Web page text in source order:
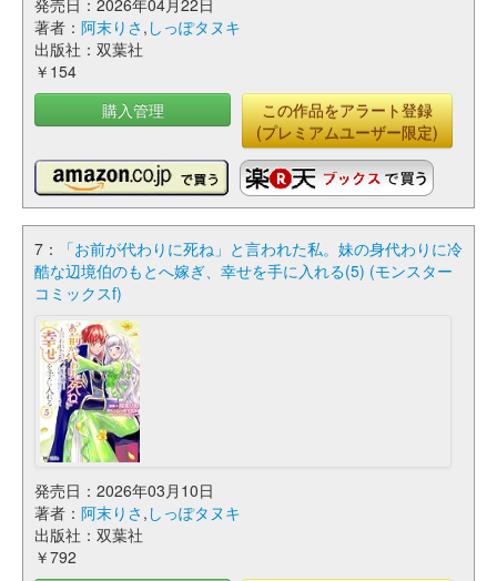
発売日：2026年04月22日
著者： 阿末りさ , しっぽタヌキ
出版社：双葉社
￥154
購入管理
この作品をアラート登録
(プレミアムユーザー限定)
7：
「お前が代わりに死ね」と言われた私。妹の身代わりに冷
酷な辺境伯のもとへ嫁ぎ、幸せを手に入れる(5) (モンスター
コミックスf)
発売日：2026年03月10日
著者： 阿末りさ , しっぽタヌキ
出版社：双葉社
￥792